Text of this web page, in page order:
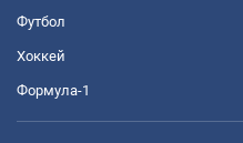
Футбол
Хоккей
Формула-1